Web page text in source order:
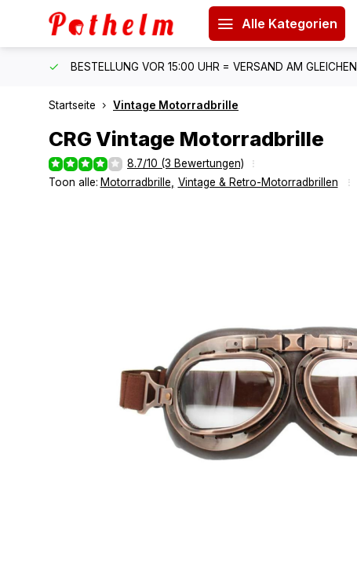
Alle Kategorien
BESTELLUNG VOR 15:00 UHR = VERSAND AM
Startseite Vintage Motorradbrille
CRGVintage Motorradbrille
8.7/10 (3 Bewertungen)
Toon alle: Motorradbrille Vintage & Retro-Motorradbrillen